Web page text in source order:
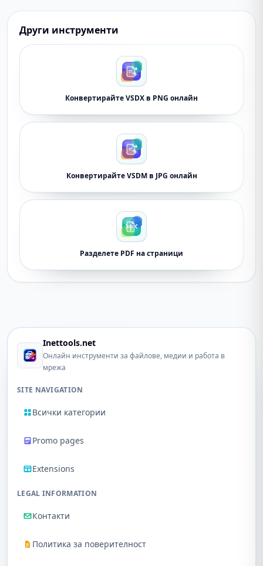
Други инструменти
Конвертирайте VSDX в PNG онлайн
Конвертирайте VSDM в JPG онлайн
Разделете PDF на страници
Inettools.net
Онлайн инструменти за файлове, медии и работа в
мрежа
SITE NAVIGATION
Всички категории
Promo pages
Extensions
LEGAL INFORMATION
Контакти
Политика за поверителност